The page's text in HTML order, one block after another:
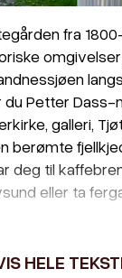
fra
du Petter
galleri,
berømte
deg til
eller ta
HELE